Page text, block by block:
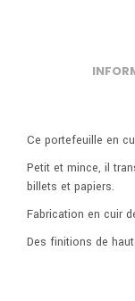
Ce portefeuille en
Petit et mince, il
billets et papiers.
Fabrication en cuir
Des finitions de